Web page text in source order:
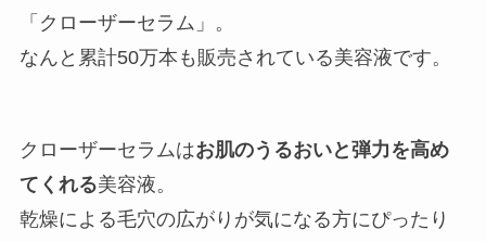
「クローザーセラム」。
なんと累計50万本も販売されている美容液です。
クローザーセラムはお肌のうるおいと弾力を高め
てくれる美容液。
乾燥による毛穴の広がりが気になる方にぴったり